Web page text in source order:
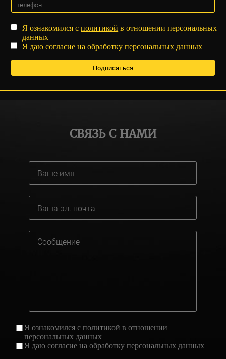
Я ознакомился сполитикой в отношении персональных
данных
Я даюсогласие на обработку персональных данных
СВЯЗЬ С НАМИ
Я ознакомился сполитикой в отношении
персональных данных
Я даюсогласие на обработку персональных данных